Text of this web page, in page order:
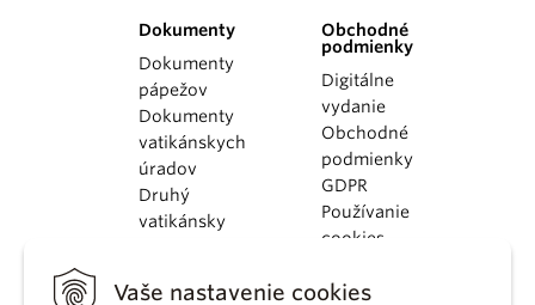
Vaše nastavenie cookies
Dokumenty
Dokumenty
pápežov
Dokumenty
vatikánskych
úradov
Druhý
vatikánsky
KBS
Obchodné
podmienky
Digitálne
vydanie
Obchodné
podmienky
GDPR
Používanie
cookies